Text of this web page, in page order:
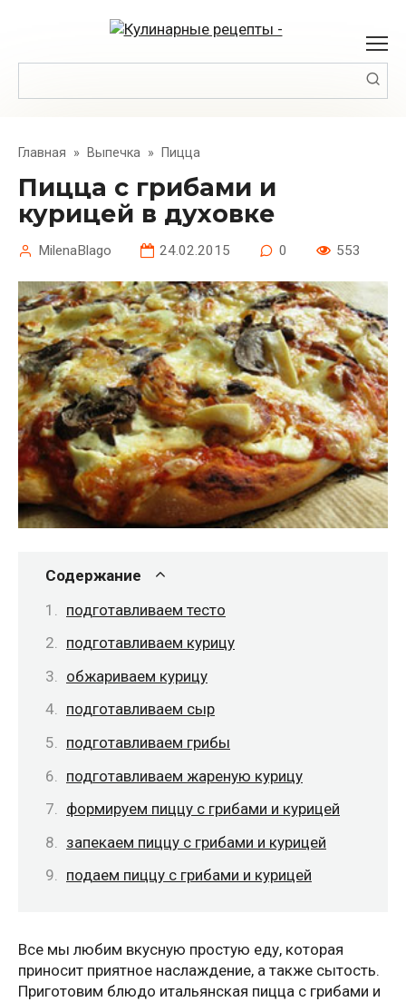
Главная » Выпечка » Пицца
Пицца с грибами и
курицей в духовке
MilenaBlago 24.02.2015 0 553
Содержание
подготавливаем тесто
подготавливаем курицу
обжариваем курицу
подготавливаем сыр
подготавливаем грибы
подготавливаем жареную курицу
формируем пиццу с грибами и курицей
запекаем пиццу с грибами и курицей
подаем пиццу с грибами и курицей
Все мы любим вкусную простую еду, которая
приносит приятное наслаждение, а также сытость.
Приготовим блюдо итальянская пицца с грибами и